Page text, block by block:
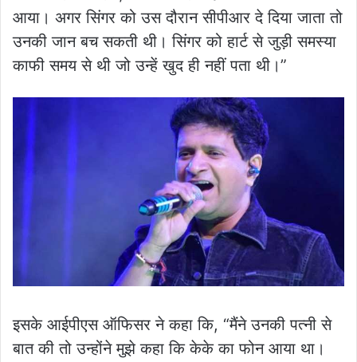
आया। अगर सिंगर को उस दौरान सीपीआर दे दिया जाता तो
उनकी जान बच सकती थी। सिंगर को हार्ट से जुड़ी समस्या
काफी समय से थी जो उन्हें खुद ही नहीं पता थी।”
इसके आईपीएस ऑफिसर ने कहा कि, “मैंने उनकी पत्नी से
बात की तो उन्होंने मुझे कहा कि केके का फोन आया था।